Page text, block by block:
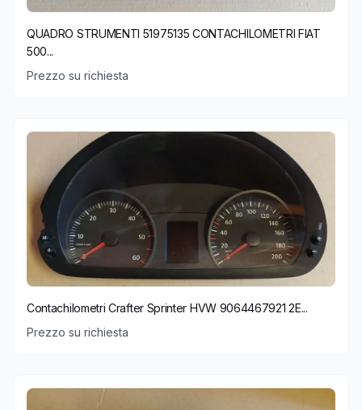
QUADRO STRUMENTI 51975135 CONTACHILOMETRI FIAT
500...
Prezzo su richiesta
Contachilometri Crafter Sprinter HVW 9064467921 2E...
Prezzo su richiesta